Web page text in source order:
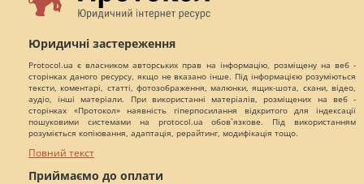
Юридичні застереження
Protocol.ua є власником авторських прав на інформацію, розміщену на веб -
сторінках даного ресурсу, якщо не вказано інше. Під інформацією розуміються
тексти, коментарі, статті, фотозображення, малюнки, ящик-шота, скани, відео,
аудіо, інші матеріали. При використанні матеріалів, розміщених на веб -
сторінках «Протокол» наявність гіперпосилання відкритого для індексації
пошуковими системами на protocol.ua обов`язкове. Під використанням
розуміється копіювання, адаптація, рерайтинг, модифікація тощо.
Повний текст
Приймаємо до оплати